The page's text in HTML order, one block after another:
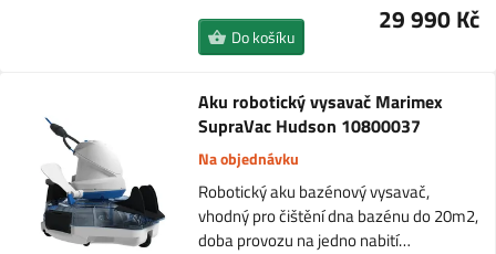
29 990 Kč
Do košíku
Aku robotický vysavač Marimex
SupraVac Hudson 10800037
Na objednávku
Robotický aku bazénový vysavač,
vhodný pro čištění dna bazénu do 20m2,
doba provozu na jedno nabití…